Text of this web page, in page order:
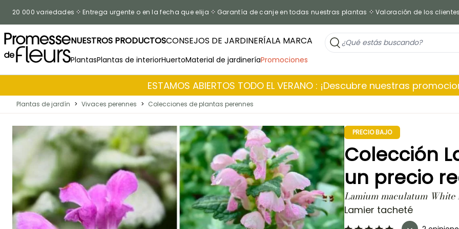
20 000 variedades Entrega urgente o en la fecha que elija Garantía de canje en todas nuestras plantas Valoración de los
NUESTROS PRODUCTOSCONSEJOS DE JARDINERÍALA MARCA
PlantasPlantas de interiorHuertoMaterial de jardineríaPromociones
ESTAMOS ABIERTOS TODO EL VERANO : ¡Descubre nuestras
Plantas de jardín > Vivaces perennes > Colecciones de plantas perennes
PRECIO BAJO
Colección
un precio
Lamium maculatum
Lamier tacheté